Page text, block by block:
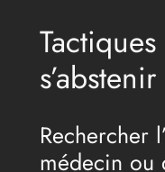
s’abstenir
Rechercher
médecin ou